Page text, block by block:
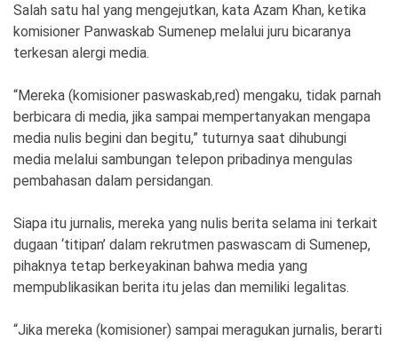
Sosial Budaya
Wisata
Ekonomi Olahraga
Indeks Birokrasi
Salah satu hal yang mengejutkan, kata Azam Khan, ketika
komisioner Panwaskab Sumenep melalui juru bicaranya
terkesan alergi media.
“Mereka (komisioner paswaskab,red) mengaku, tidak parnah
berbicara di media, jika sampai mempertanyakan mengapa
media nulis begini dan begitu,” tuturnya saat dihubungi
media melalui sambungan telepon pribadinya mengulas
pembahasan dalam persidangan.
Siapa itu jurnalis, mereka yang nulis berita selama ini terkait
dugaan ‘titipan’ dalam rekrutmen paswascam di Sumenep,
pihaknya tetap berkeyakinan bahwa media yang
mempublikasikan berita itu jelas dan memiliki legalitas.
“Jika mereka (komisioner) sampai meragukan jurnalis, berarti